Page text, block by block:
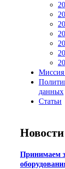
Миссия
данных
Статьи
Новости
Принимаем